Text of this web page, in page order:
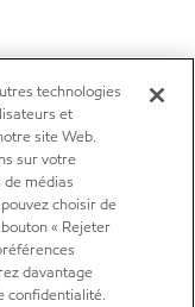
technologies
et
site Web.
sur votre
médias
choisir de
« Rejeter
davantage
confidentialité.